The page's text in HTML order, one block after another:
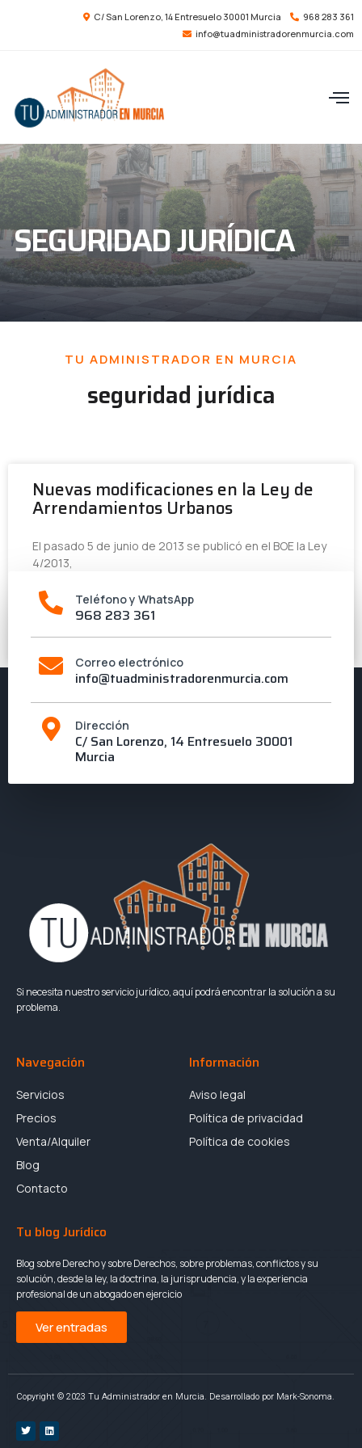
C/ San Lorenzo, 14 Entresuelo 30001 Murcia
968 283 361
info@tuadministradorenmurcia.com
SEGURIDAD JURÍDICA
TU ADMINISTRADOR EN MURCIA
seguridad jurídica
Nuevas modificaciones en la Ley de
Arrendamientos Urbanos
El pasado 5 de junio de 2013 se publicó en el BOE la Ley
4/2013,
LEER MÁS »Teléfono y WhatsApp
968 283 361
Correo electrónico
info@tuadministradorenmurcia.com
Dirección
C/ San Lorenzo, 14 Entresuelo 30001
Murcia
Si necesita nuestro servicio jurídico, aquí podrá encontrar la solución a su
problema.
Navegación
Servicios
Precios
Venta/Alquiler
Blog
Contacto
Información
Aviso legal
Política de privacidad
Política de cookies
Tu blog Jurídico
Blog sobre Derecho y sobre Derechos, sobre problemas, conflictos y su
solución, desde la ley, la doctrina, la jurisprudencia, y la experiencia
profesional de un abogado en ejercicio
Ver entradas
Copyright © 2023 Tu Administrador en Murcia. Desarrollado por Mark-Sonoma.